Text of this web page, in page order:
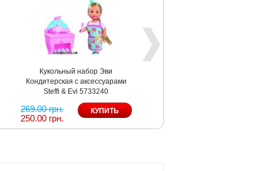
Кукольный набор Эви
Кондитерская с аксессуарами
Steffi & Evi 5733240
269.00 грн.
250.00 грн.